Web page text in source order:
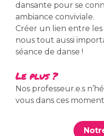
dansante pour se
ambiance conviviale.
Créer un lien entre
nous tout aussi
séance de danse !
Le plus ?
Nos professeur.e.s
vous dans ces